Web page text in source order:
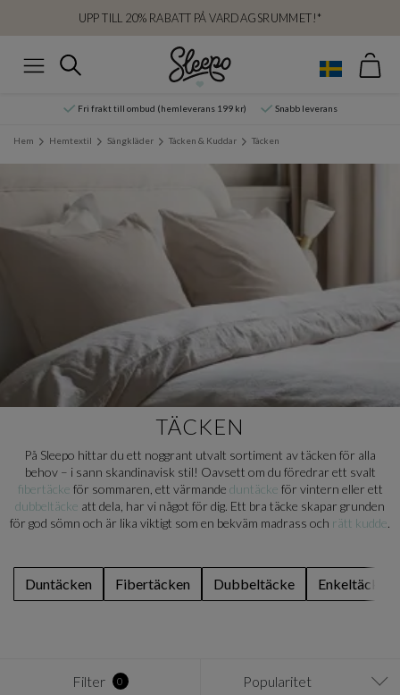
UPP TILL 20% RABATT PÅ VARDAGSRUMMET!*
Sök
Fri frakt till ombud (hemleverans 199 kr) Snabb leverans
Hem Hemtextil Sängkläder Täcken & Kuddar Täcken
TÄCKEN
På Sleepo hittar du ett noggrant utvalt sortiment av täcken för alla
behov – i sann skandinavisk stil! Oavsett om du föredrar ett svalt
fibertäcke för sommaren, ett värmande duntäcke för vintern eller ett
dubbeltäcke att dela, har vi något för dig. Ett bra täcke skapar grunden
för god sömn och är lika viktigt som en bekväm madrass och rätt kudde.
Duntäcken Fibertäcken Dubbeltäcke Enkeltäcke
Filter 0 Popularitet